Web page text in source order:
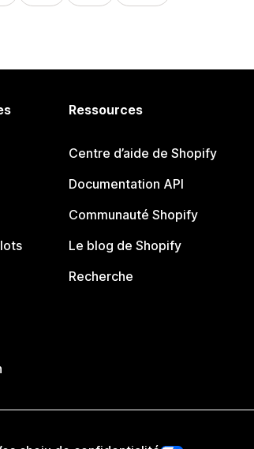
Ressources
Centre d’aide de Shopify
Documentation API
Communauté Shopify
Le blog de Shopify
Recherche